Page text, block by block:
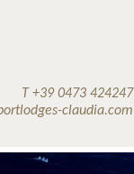
T +39 0473 424247
claudia.com